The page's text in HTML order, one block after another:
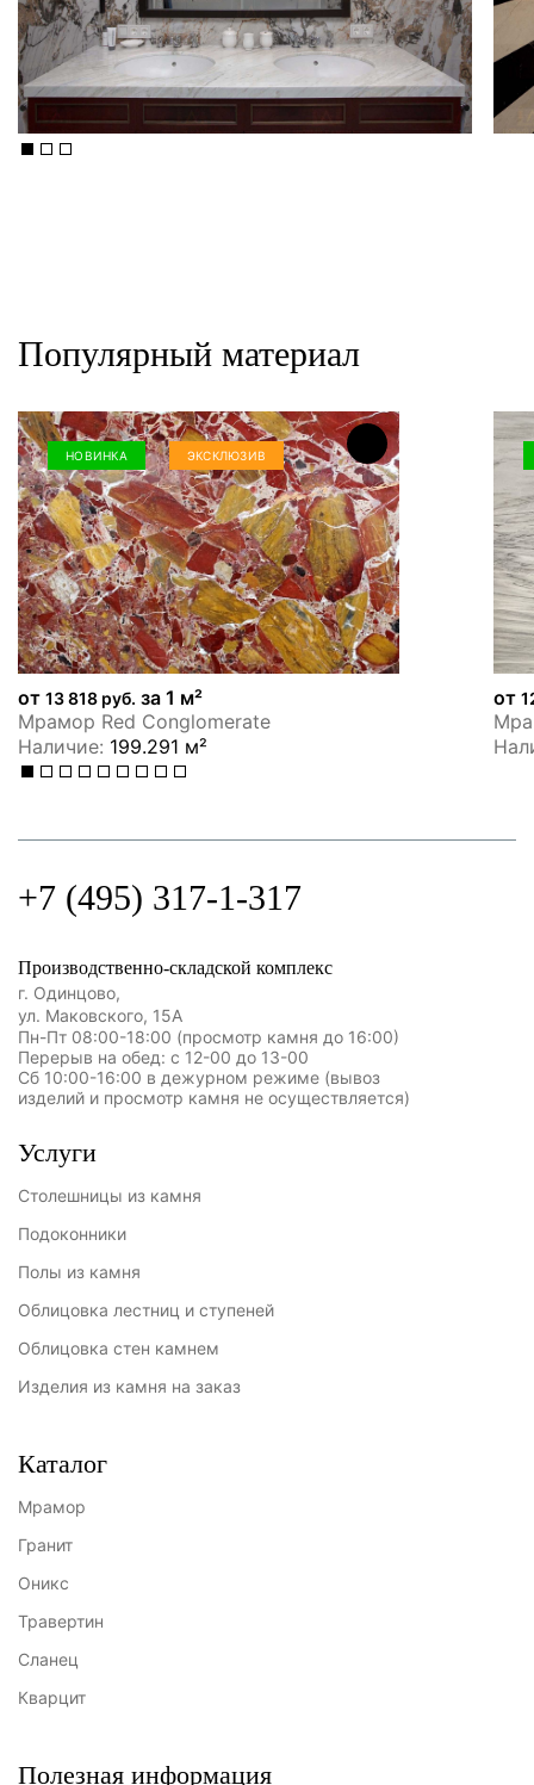
Популярный материал
НОВИНКА ЭКСКЛЮЗИВ
от13 818 руб. за 1 м²
Мрамор Red Conglomerate
Наличие: 199.291 м²
от
+7 (495) 317-1-317
Производственно-складской комплекс
г. Одинцово,
ул. Маковского, 15А
Пн-Пт 08:00-18:00 (просмотр камня до 16:00)
Перерыв на обед: с 12-00 до 13-00
Сб 10:00-16:00 в дежурном режиме (вывоз
изделий и просмотр камня не осуществляется)
Услуги
Столешницы из камня
Подоконники
Полы из камня
Облицовка лестниц и ступеней
Облицовка стен камнем
Изделия из камня на заказ
Каталог
Мрамор
Гранит
Оникс
Травертин
Сланец
Кварцит
Полезная информация